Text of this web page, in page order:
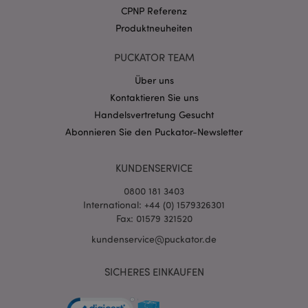
CPNP Referenz
Produktneuheiten
PUCKATOR TEAM
Über uns
Kontaktieren Sie uns
Handelsvertretung Gesucht
Abonnieren Sie den Puckator-Newsletter
KUNDENSERVICE
0800 181 3403
International: +44 (0) 1579326301
Fax: 01579 321520
kundenservice@puckator.de
SICHERES EINKAUFEN
mage-cache-storage-section-
invalidation
Datenschutzbestimmungen von Google